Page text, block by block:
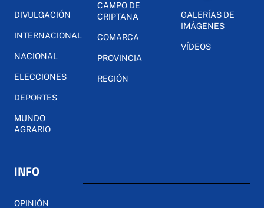
DIVULGACIÓN
INTERNACIONAL
NACIONAL
ELECCIONES
DEPORTES
MUNDO
AGRARIO
CAMPO DE
CRIPTANA
COMARCA
PROVINCIA
REGIÓN
GALERÍAS DE
IMÁGENES
VÍDEOS
INFO
OPINIÓN